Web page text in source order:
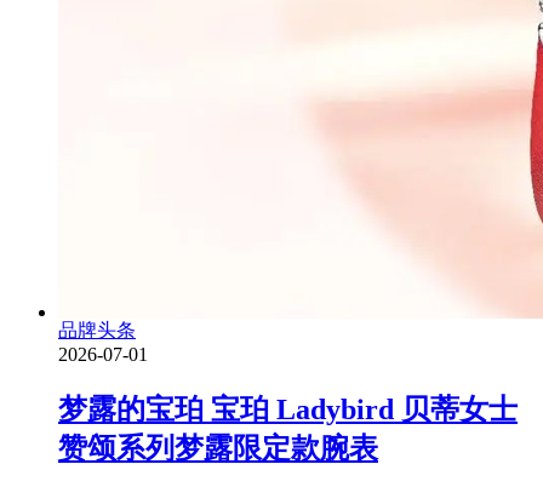
品牌头条
2026-07-01
梦露的宝珀 宝珀 Ladybird 贝蒂女士
赞颂系列梦露限定款腕表